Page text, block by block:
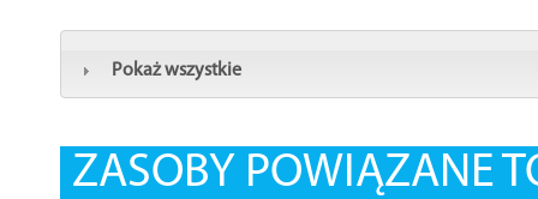
Pokaż wszystkie
ZASOBY POWIĄZANE